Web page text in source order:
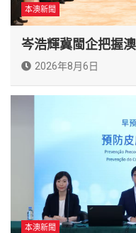
本澳新聞
岑浩輝冀閩企把握
2026年8月6日
本澳新聞